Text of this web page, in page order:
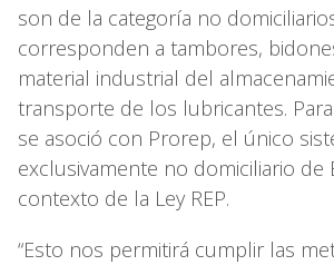
son de la categoría no
corresponden a tambores,
material industrial del
transporte de los lubricantes.
se asoció con Prorep, el único
exclusivamente no domiciliario de
contexto de la Ley REP.
“Esto nos permitirá cumplir las